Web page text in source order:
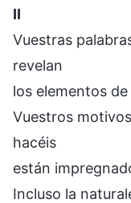
II
Vuestras
revelan
los elementos
Vuestros
hacéis
están
Incluso la